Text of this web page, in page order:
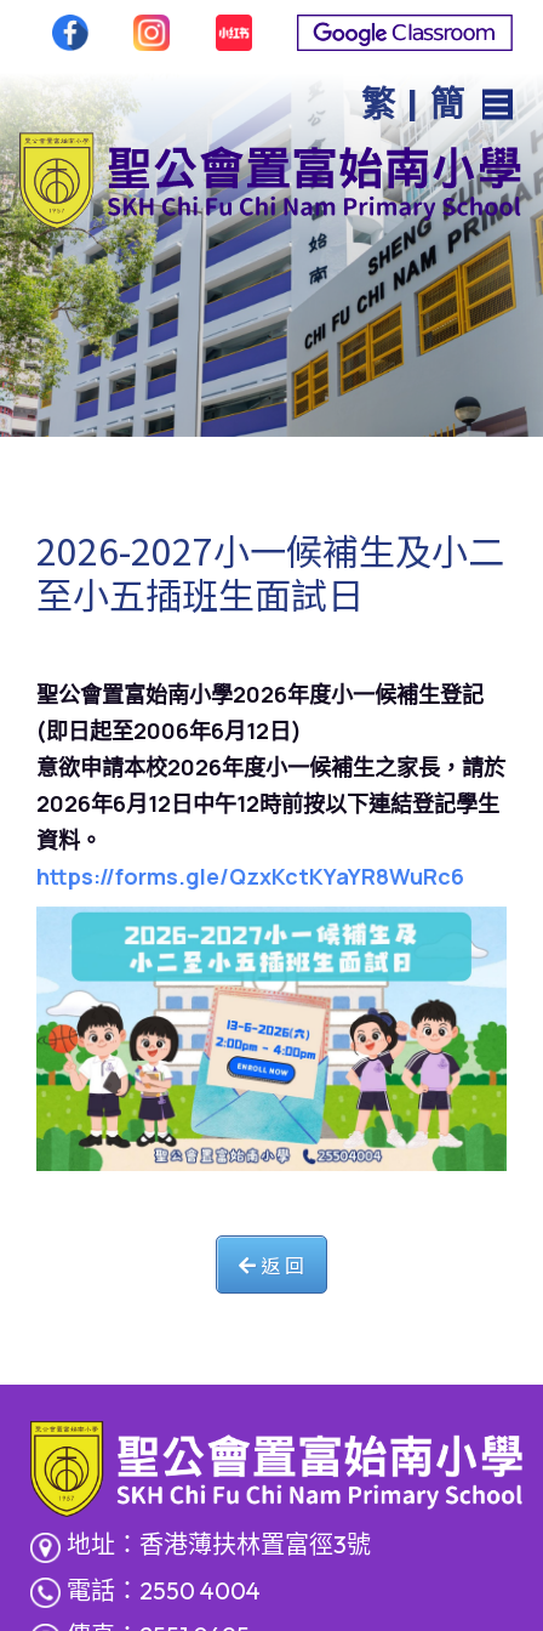
繁 |簡
2026-2027小一候補生及小二
至小五插班生面試日
聖公會置富始南小學2026年度小一候補生登記
(即日起至2006年6月12日)
意欲申請本校2026年度小一候補生之家長，請於
2026年6月12日中午12時前按以下連結登記學生
資料。
https://forms.gle/QzxKctKYaYR8WuRc6
返 回
地址：香港薄扶林置富徑3號
電話：2550 4004